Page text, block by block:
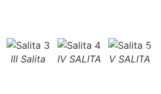
III Salita IV SALITA V SALITA